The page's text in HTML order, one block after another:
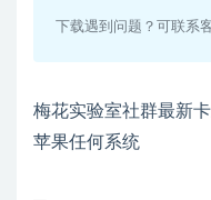
下载遇到问题？可联系
梅花实验室社群最新
苹果任何系统